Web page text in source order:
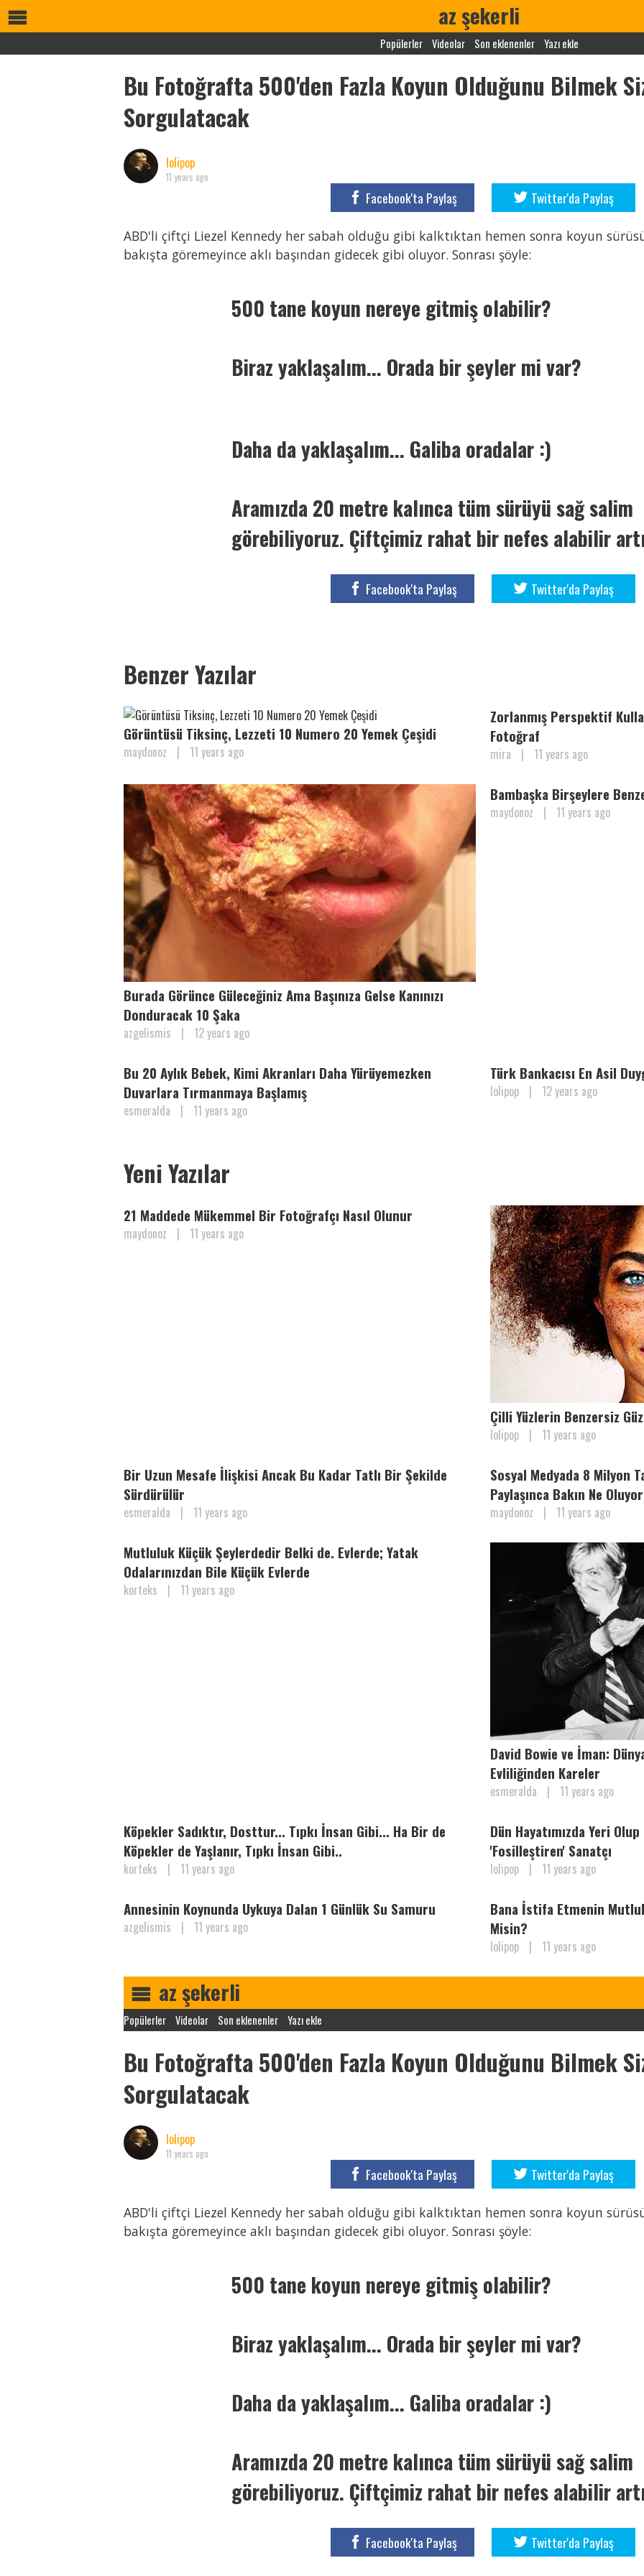
az şekerli
Popülerler Videolar Son eklenenler Yazı ekle
Bu Fotoğrafta 500'den Fazla Koyun Olduğunu Bilmek
Sorgulatacak
lolipop
11 years ago
Facebook'ta Paylaş Twitter'da Paylaş
ABD'li çiftçi Liezel Kennedy her sabah olduğu gibi kalktıktan hemen sonra koyun
bakışta göremeyince aklı başından gidecek gibi oluyor. Sonrası şöyle:
500 tane koyun nereye gitmiş olabilir?
Biraz yaklaşalım... Orada bir şeyler mi var?
Paylaş
Daha da yaklaşalım... Galiba oradalar :)
Paylaş
Aramızda 20 metre kalınca tüm sürüyü sağ salim
görebiliyoruz. Çiftçimiz rahat bir nefes alabilir
Facebook'ta Paylaş Twitter'da Paylaş
Benzer Yazılar
Görüntüsü Tiksinç, Lezzeti 10 Numero 20 Yemek Çeşidi
maydonoz | 11 years ago
Zorlanmış Perspektif
Fotoğraf
mira | 11 years ago
Burada Görünce Güleceğiniz Ama Başınıza Gelse Kanınızı
Donduracak 10 Şaka
azgelismis | 12 years ago
Bambaşka Birşeylere
maydonoz | 11 years ago
Bu 20 Aylık Bebek, Kimi Akranları Daha Yürüyemezken
Duvarlara Tırmanmaya Başlamış
esmeralda | 11 years ago
Türk Bankacısı En Asil
lolipop | 12 years ago
Yeni Yazılar
21 Maddede Mükemmel Bir Fotoğrafçı Nasıl Olunur
maydonoz | 11 years ago
Çilli Yüzlerin Benzersiz
lolipop | 11 years ago
Bir Uzun Mesafe İlişkisi Ancak Bu Kadar Tatlı Bir Şekilde
Sürdürülür
esmeralda | 11 years ago
Sosyal Medyada 8 Milyon
Paylaşınca Bakın Ne
maydonoz | 11 years ago
Mutluluk Küçük Şeylerdedir Belki de. Evlerde; Yatak
Odalarınızdan Bile Küçük Evlerde
korteks | 11 years ago
David Bowie ve İman:
Evliliğinden Kareler
esmeralda | 11 years ago
Köpekler Sadıktır, Dosttur... Tıpkı İnsan Gibi... Ha Bir de
Köpekler de Yaşlanır, Tıpkı İnsan Gibi..
korteks | 11 years ago
Dün Hayatımızda Yeri
'Fosilleştiren' Sanatçı
lolipop | 11 years ago
Annesinin Koynunda Uykuya Dalan 1 Günlük Su Samuru
azgelismis | 11 years ago
Bana İstifa Etmenin
Misin?
lolipop | 11 years ago
az şekerli
Popülerler Videolar Son eklenenler Yazı ekle
Bu Fotoğrafta 500'den Fazla Koyun Olduğunu Bilmek
Sorgulatacak
lolipop
11 years ago
Facebook'ta Paylaş Twitter'da Paylaş
ABD'li çiftçi Liezel Kennedy her sabah olduğu gibi kalktıktan hemen sonra koyun
bakışta göremeyince aklı başından gidecek gibi oluyor. Sonrası şöyle:
500 tane koyun nereye gitmiş olabilir?
Biraz yaklaşalım... Orada bir şeyler mi var?
Daha da yaklaşalım... Galiba oradalar :)
Paylaş
Aramızda 20 metre kalınca tüm sürüyü sağ salim
görebiliyoruz. Çiftçimiz rahat bir nefes alabilir
Facebook'ta Paylaş Twitter'da Paylaş